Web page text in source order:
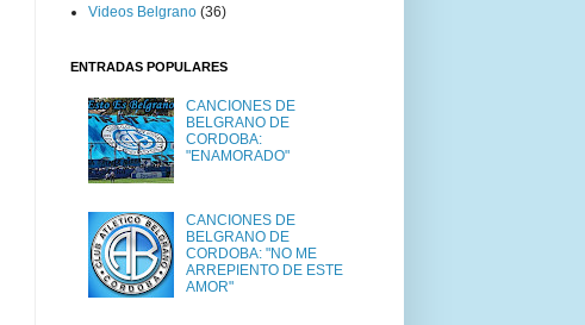
Videos Belgrano (36)
ENTRADAS POPULARES
CANCIONES DE
BELGRANO DE
CORDOBA:
"ENAMORADO"
CANCIONES DE
BELGRANO DE
CORDOBA: "NO ME
ARREPIENTO DE ESTE
AMOR"